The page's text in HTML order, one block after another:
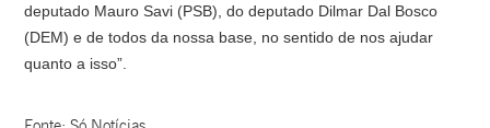
deputado Mauro Savi (PSB), do deputado Dilmar Dal Bosco
(DEM) e de todos da nossa base, no sentido de nos ajudar
quanto a isso”.